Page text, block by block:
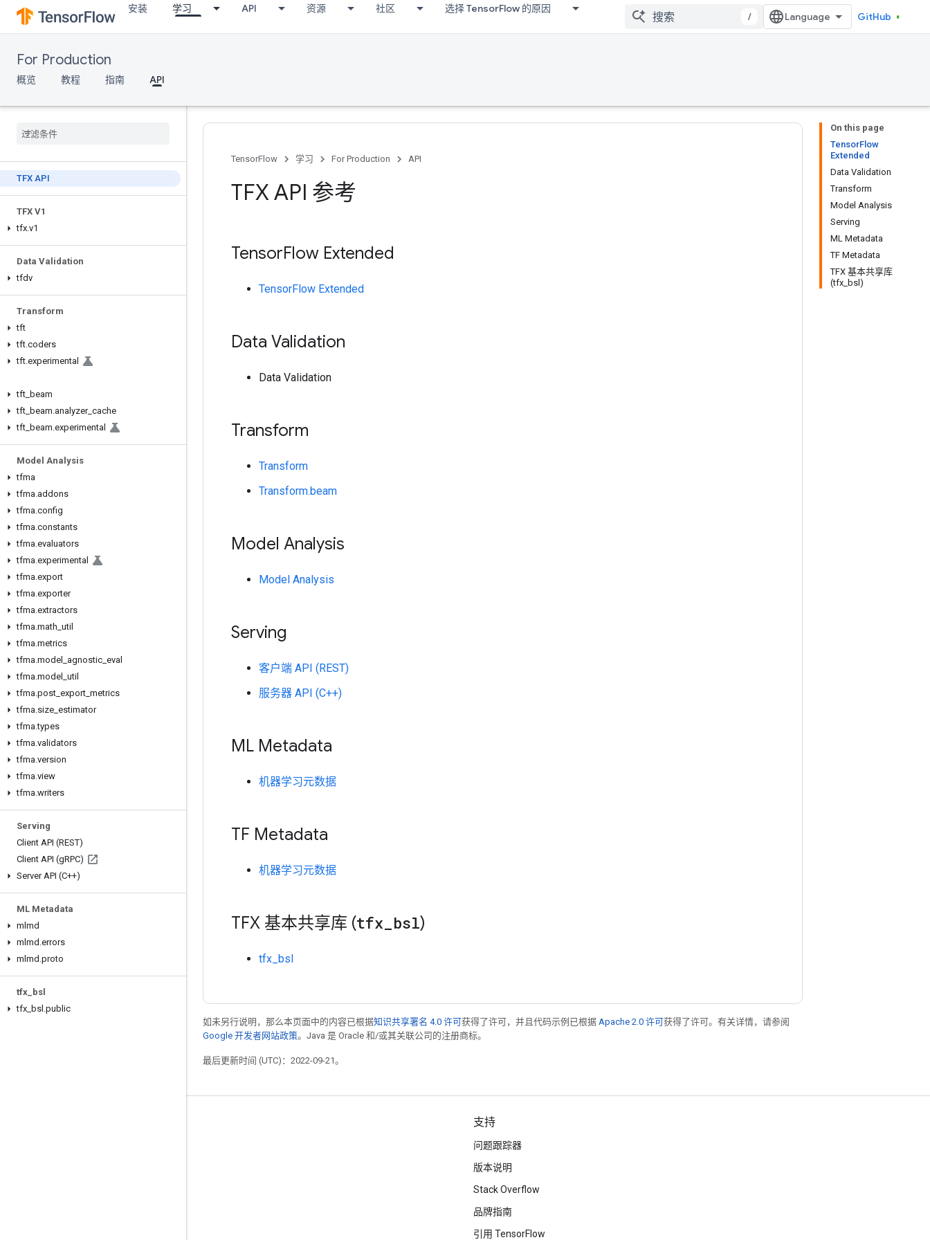
安装 学习 API 资源 社区 选择 TensorFlow 的原因
/ GitHub
For Production
概览 教程 指南 API
TFX API
TFX V1
tfx.v1
Data Validation
tfdv
Transform
tft
tft.coders
tft.experimental
tft beam
tft beam.analyzer_ cache
tft beam.experimental
Model Analysis
tfma
tfma.addons
tfma.config
tfma.constants
tfma.evaluators
tfma.experimental
tfma.export
tfma.exporter
tfma.extractors
tfma.math util
tfma.metrics
tfma.model agnostic eval
tfma.model util
tfma.post export metrics
tfma.size estimator
tfma.types
tfma.validators
tfma.version
tfma.view
tfma.writers
Serving
Client API (REST)
Client API (gRPC)
Server API (C++)
ML Metadata
mlmd
mlmd .errors
mlmd .proto
tfx bsl
tfx bsl .public
On this page
TensorFlow
Extended
Data Validation
Transform
Model Analysis
Serving
ML Metadata
TF Metadata
TFX 基本共享库
(tfx_bsl)
TensorFlow 学习 For Production API
TFX API 参考
TensorFlow Extended
TensorFlow Extended
Data Validation
Data Validation
Transform
Transform
Transform.beam
Model Analysis
Model Analysis
Serving
客户端 API (REST)
服务器 API (C++)
ML Metadata
机器学习元数据
TF Metadata
机器学习元数据
TFX 基本共享库 (tfx bsl)
tfx_bsl
如未另行说明，那么本页面中的内容已根据知识共享署名 4.0 许可获得了许可，并且代码示例已根据 Apache 2.0 许可获得了许可。有关详情，请参阅
Google 开发者网站政策。Java 是 Oracle 和/或其关联公司的注册商标。
最后更新时间 (UTC)：2022-09-21。
支持
问题跟踪器
版本说明
Stack Overflow
品牌指南
引用 TensorFlow